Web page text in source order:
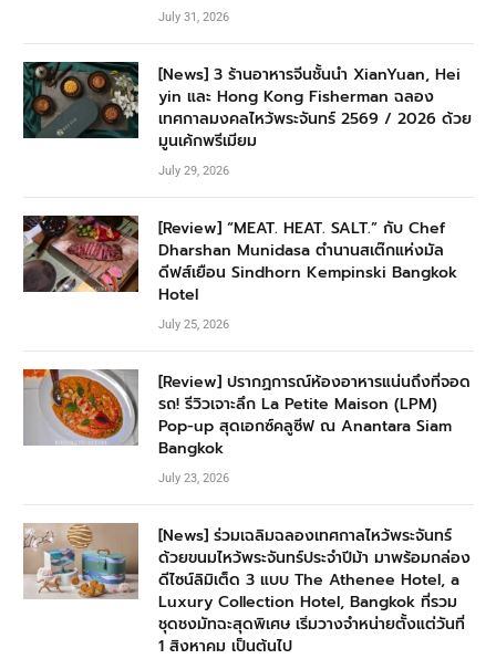
July 31, 2026
[News] 3 ร้านอาหารจีนชั้นนำ XianYuan, Hei
yin และ Hong Kong Fisherman ฉลอง
เทศกาลมงคลไหว้พระจันทร์ 2569 / 2026 ด้วย
มูนเค้กพรีเมียม
July 29, 2026
[Review] “MEAT. HEAT. SALT.” กับ Chef
Dharshan Munidasa ตำนานสเต๊กแห่งมัล
ดีฟส์เยือน Sindhorn Kempinski Bangkok
Hotel
July 25, 2026
[Review] ปรากฏการณ์ห้องอาหารแน่นถึงที่จอด
รถ! รีวิวเจาะลึก La Petite Maison (LPM)
Pop-up สุดเอกซ์คลูซีฟ ณ Anantara Siam
Bangkok
July 23, 2026
[News] ร่วมเฉลิมฉลองเทศกาลไหว้พระจันทร์
ด้วยขนมไหว้พระจันทร์ประจำปีม้า มาพร้อมกล่อง
ดีไซน์ลิมิเต็ด 3 แบบ The Athenee Hotel, a
Luxury Collection Hotel, Bangkok ที่รวม
ชุดชงมัทฉะสุดพิเศษ เริ่มวางจำหน่ายตั้งแต่วันที่
1 สิงหาคม เป็นต้นไป